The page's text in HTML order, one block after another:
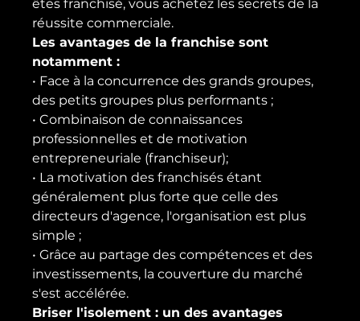
êtes franchisé, vous achetez les secrets de la
réussite commerciale.
Les avantages de la franchise sont
notamment :
• Face à la concurrence des grands groupes,
des petits groupes plus performants ;
• Combinaison de connaissances
professionnelles et de motivation
entrepreneuriale (franchiseur);
• La motivation des franchisés étant
généralement plus forte que celle des
directeurs d'agence, l'organisation est plus
simple ;
• Grâce au partage des compétences et des
investissements, la couverture du marché
s'est accélérée.
Briser l'isolement : un des avantages